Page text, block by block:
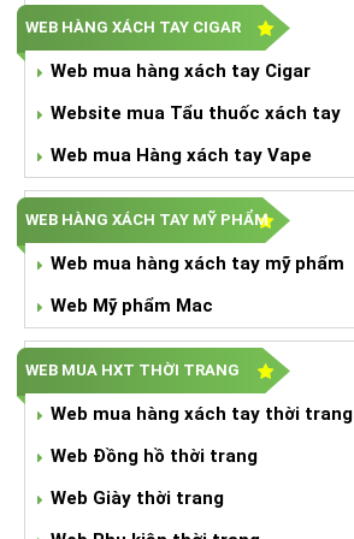
WEB HÀNG XÁCH TAY CIGAR
Web mua hàng xách tay Cigar
Website mua Tẩu thuốc xách tay
Web mua Hàng xách tay Vape
WEB HÀNG XÁCH TAY MỸ PHẨM
Web mua hàng xách tay mỹ phẩm
Web Mỹ phẩm Mac
WEB MUA HXT THỜI TRANG
Web mua hàng xách tay thời trang
Web Đồng hồ thời trang
Web Giày thời trang